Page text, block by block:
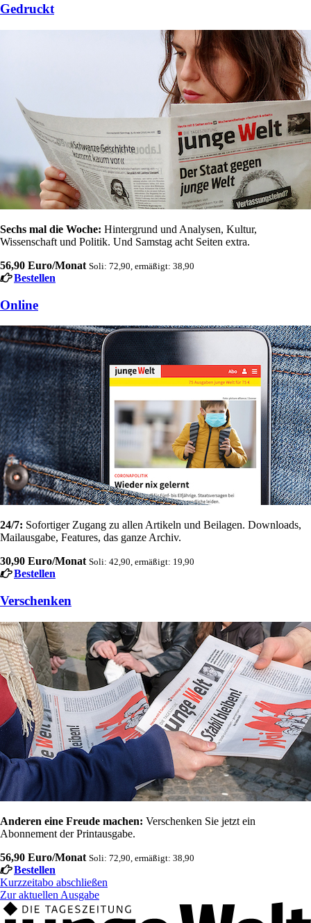
Gedruckt
Sechs mal die Woche: Hintergrund und Analysen, Kultur,
Wissenschaft und Politik. Und Samstag acht Seiten extra.
56,90 Euro/Monat Soli: 72,90, ermäßigt: 38,90
Bestellen
Online
24/7: Sofortiger Zugang zu allen Artikeln und Beilagen. Downloads,
Mailausgabe, Features, das ganze Archiv.
30,90 Euro/Monat Soli: 42,90, ermäßigt: 19,90
Bestellen
Verschenken
Anderen eine Freude machen: Verschenken Sie jetzt ein
Abonnement der Printausgabe.
56,90 Euro/Monat Soli: 72,90, ermäßigt: 38,90
Bestellen
Kurzzeitabo abschließen
Zur aktuellen Ausgabe